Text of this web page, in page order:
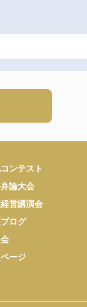
ンテスト
論大会
営講演会
ログ
ージ